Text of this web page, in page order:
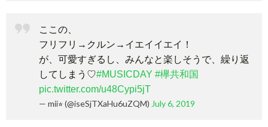
ここの、
フリフリ→クルン→イエイイエイ！
が、可愛すぎるし、みんなと楽しそうで、繰り返
してしまう♡#MUSICDAY #欅共和国
pic.twitter.com/u48Cypi5jT
— mii⭐︎ (@iseSjTXaHu6uZQM) July 6, 2019